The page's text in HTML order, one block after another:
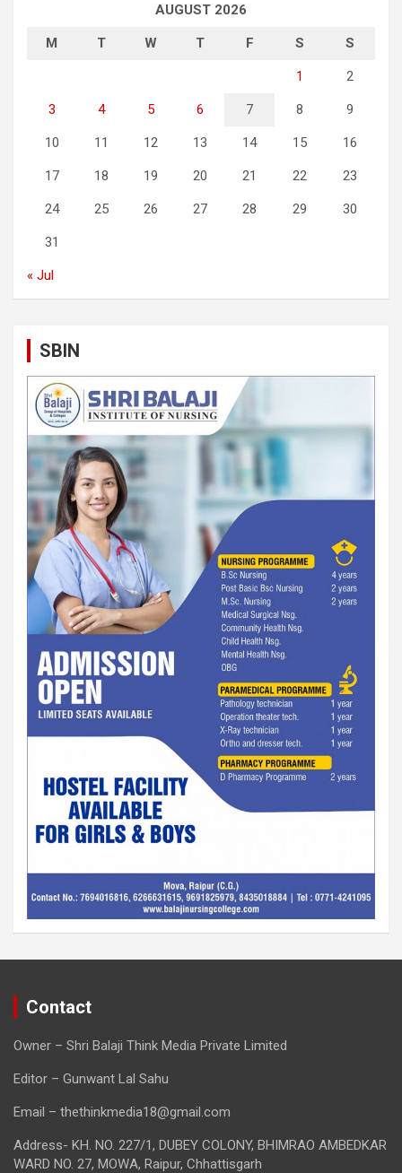
AUGUST 2026
M T W T F S S
1 2
3 4 5 6 7 8 9
10 11 12 13 14 15 16
17 18 19 20 21 22 23
24 25 26 27 28 29 30
31
« Jul
SBIN
Contact
Owner – Shri Balaji Think Media Private Limited
Editor – Gunwant Lal Sahu
Email – thethinkmedia18@gmail.com
Address- KH. NO. 227/1, DUBEY COLONY, BHIMRAO AMBEDKAR
WARD NO. 27, MOWA, Raipur, Chhattisgarh